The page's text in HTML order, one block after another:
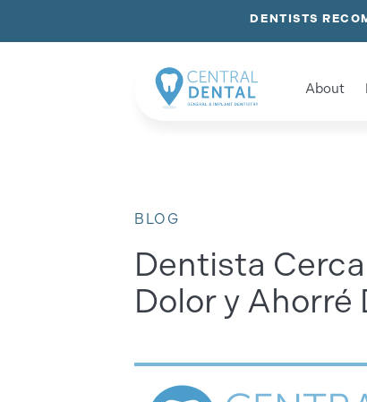
DENTISTS
About
BLOG
Dentista
Dolor y Ahorré